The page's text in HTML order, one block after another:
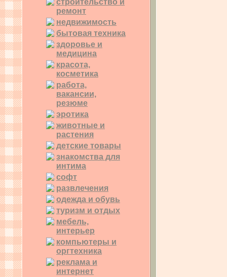
ремонт
недвижимость
бытовая техника
здоровье и
медицина
красота,
косметика
работа,
вакансии,
резюме
эротика
животные и
растения
детские товары
знакомства для
интима
софт
развлечения
одежда и обувь
туризм и отдых
мебель,
интерьер
компьютеры и
оргтехника
реклама и
интернет